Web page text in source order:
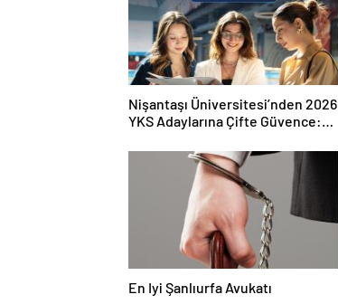
Nişantaşı Üniversitesi’nden 2026
YKS Adaylarına Çifte Güvence:
En Iyi Şanlıurfa Avukatı